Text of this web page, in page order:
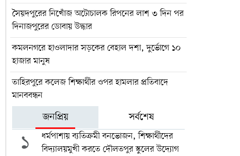
সৈয়দপুরের নিখোঁজ অটোচালক রিপনের লাশ ৩ দিন পর
দিনাজপুরের ডোবায় উদ্ধার
কমলনগরে হাওলাদার সড়কের বেহাল দশা, দুর্ভোগে ১০
হাজার মানুষ
তাহিরপুরে কলেজ শিক্ষার্থীর ওপর হামলার প্রতিবাদে
মানববন্ধন
জনপ্রিয় সর্বশেষ
১
ধর্মপাশায় ব্যতিক্রমী বনভোজন, শিক্ষার্থীদের
বিদ্যালয়মুখী করতে দৌলতপুর স্কুলের উদ্যোগ